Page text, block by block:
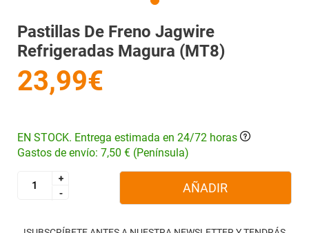
Pastillas De Freno Jagwire
Refrigeradas Magura (MT8)
23,99€
EN STOCK. Entrega estimada en 24/72 horas
Gastos de envío: 7,50 € (Península)
+
-
+
-
AÑADIR